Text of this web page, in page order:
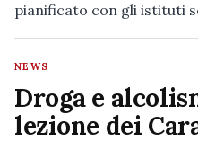
pianificato con gli istituti
NEWS
Droga e
lezione dei